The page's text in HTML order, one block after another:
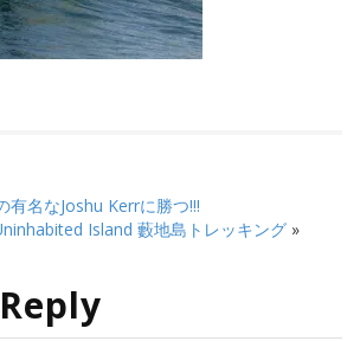
名なJoshu Kerrに勝つ!!!
Island 藪地島トレッキング»